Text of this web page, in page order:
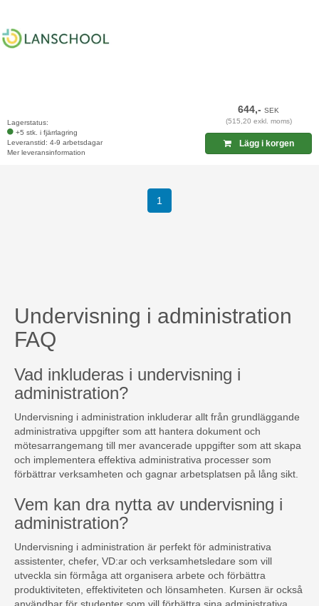
Lagerstatus:
+5 stk. i fjärrlagring
Leveranstid: 4-9 arbetsdagar
Mer leveransinformation
644,-SEK
(515,20 exkl. moms)
Lägg i korgen
1
Undervisning i administration
FAQ
Vad inkluderas i undervisning i
administration?
Undervisning i administration inkluderar allt från grundläggande
administrativa uppgifter som att hantera dokument och
mötesarrangemang till mer avancerade uppgifter som att skapa
och implementera effektiva administrativa processer som
förbättrar verksamheten och gagnar arbetsplatsen på lång sikt.
Vem kan dra nytta av undervisning i
administration?
Undervisning i administration är perfekt för administrativa
assistenter, chefer, VD:ar och verksamhetsledare som vill
utveckla sin förmåga att organisera arbete och förbättra
produktiviteten, effektiviteten och lönsamheten. Kursen är också